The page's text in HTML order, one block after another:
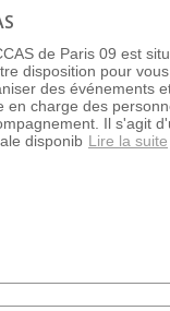
de Paris 09 est
disposition pour
des événements
en charge des
Il s'agit
disponib Lire la suite